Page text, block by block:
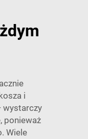
i
wystarczy
ponieważ
Wiele